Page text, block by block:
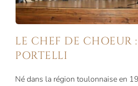
LE CHEF DE CHOEUR
PORTELLI
Né dans la région toulonnaise en